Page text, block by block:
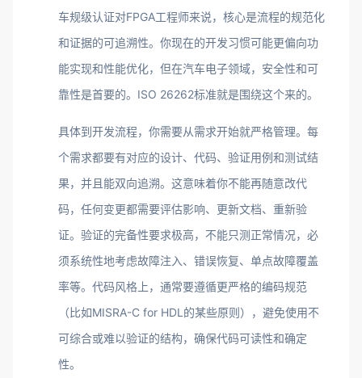
车规级认证对FPGA工程师来说，核心是流程的规范化
和证据的可追溯性。你现在的开发习惯可能更偏向功
能实现和性能优化，但在汽车电子领域，安全性和可
靠性是首要的。ISO 26262标准就是围绕这个来的。
具体到开发流程，你需要从需求开始就严格管理。每
个需求都要有对应的设计、代码、验证用例和测试结
果，并且能双向追溯。这意味着你不能再随意改代
码，任何变更都需要评估影响、更新文档、重新验
证。验证的完备性要求极高，不能只测正常情况，必
须系统性地考虑故障注入、错误恢复、单点故障覆盖
率等。代码风格上，通常要遵循更严格的编码规范
（比如MISRA-C for HDL的某些原则），避免使用不
可综合或难以验证的结构，确保代码可读性和确定
性。